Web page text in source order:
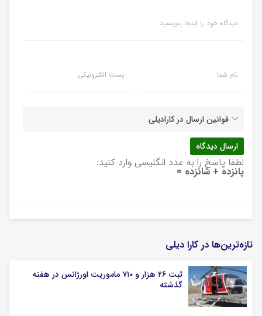
دیدگاه خود را اینجا بنویسید
نام شما پست الکترونیکی
قوانین ارسال در کارادیلی
لطفا پاسخ را به عدد انگلیسی وارد کنید:
پانزده + شانزده =
تازه‌ترین‌ها در کارا دیلی
ثبت ۲۶ هزار و ۷۱۰ ماموریت اورژانس در هفته
گذشته